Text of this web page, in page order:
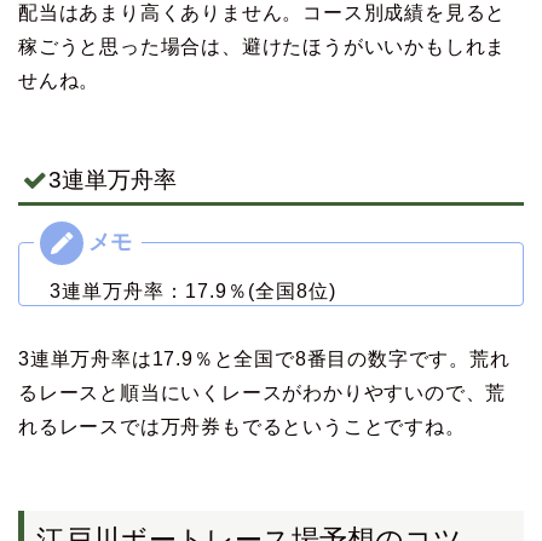
配当はあまり高くありません。コース別成績を見ると
稼ごうと思った場合は、避けたほうがいいかもしれま
せんね。
3連単万舟率
3連単万舟率：17.9％(全国8位)
3連単万舟率は17.9％と全国で8番目の数字です。荒れ
るレースと順当にいくレースがわかりやすいので、荒
れるレースでは万舟券もでるということですね。